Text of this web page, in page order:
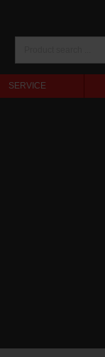
SERVICE